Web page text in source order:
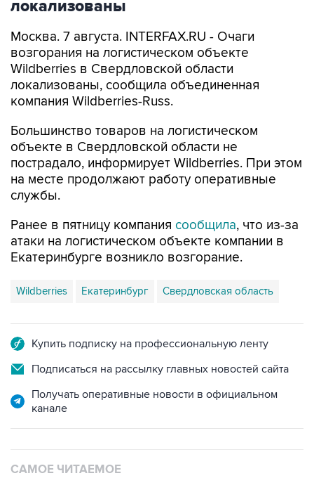
локализованы
Москва. 7 августа. INTERFAX.RU - Очаги
возгорания на логистическом объекте
Wildberries в Свердловской области
локализованы, сообщила объединенная
компания Wildberries-Russ.
Большинство товаров на логистическом
объекте в Свердловской области не
пострадало, информирует Wildberries. При этом
на месте продолжают работу оперативные
службы.
Ранее в пятницу компания сообщила, что из-за
атаки на логистическом объекте компании в
Екатеринбурге возникло возгорание.
Wildberries Екатеринбург Свердловская область
Купить подписку на профессиональную ленту
Подписаться на рассылку главных новостей сайта
Получать оперативные новости в официальном
канале
САМОЕ ЧИТАЕМОЕ